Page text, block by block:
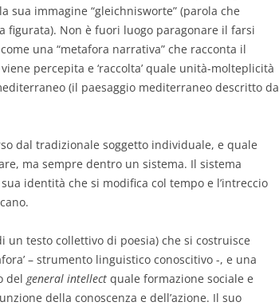
sua immagine “gleichnisworte” (parola che
figurata). Non è fuori luogo paragonare il farsi
una “metafora narrativa” che racconta il
percepita e ‘raccolta’ quale unità-molteplicità
(il paesaggio mediterraneo descritto da
dal tradizionale soggetto individuale, e quale
ma sempre dentro un sistema. Il sistema
identità che si modifica col tempo e l’intreccio
un testo collettivo di poesia) che si costruisce
– strumento linguistico conoscitivo -, e una
del general intellect quale formazione sociale e
della conoscenza e dell’azione. Il suo